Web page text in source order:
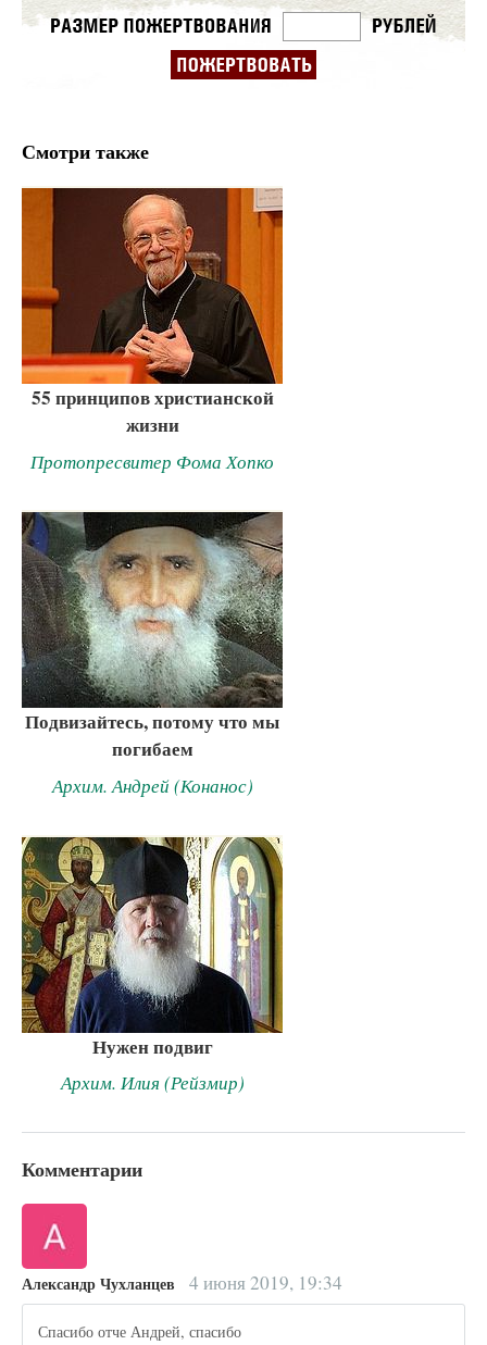
Смотри также
55 принципов христианской
жизни
Протопресвитер Фома Хопко
Подвизайтесь, потому что мы
погибаем
Архим. Андрей (Конанос)
Нужен подвиг
Архим. Илия (Рейзмир)
Комментарии
Александр Чухланцев 4 июня 2019, 19:34
Спасибо отче Андрей, спасибо